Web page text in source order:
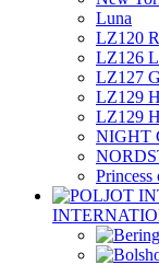
Luna
LZ120
LZ126
LZ127
LZ129
LZ129
NIGHT
Princess